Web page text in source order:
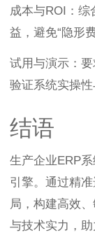
成本与ROI：综
益，避免“隐形
试用与演示：
验证系统实操性
结语
生产企业ERP
引擎。通过精
局，构建高效
与技术实力，